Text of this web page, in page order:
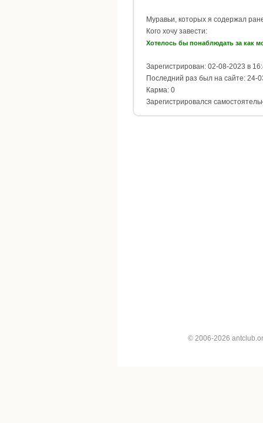
Муравьи, которых я содержал
Кого хочу завести:
Хотелось бы понаблюдать за как
Зарегистрирован: 02-08-2023 в
Последний раз был на сайте: 24-
Карма: 0
Зарегистрировался
© 2006-2026